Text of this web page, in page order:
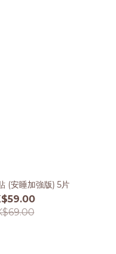
(安睡加強版) 5片